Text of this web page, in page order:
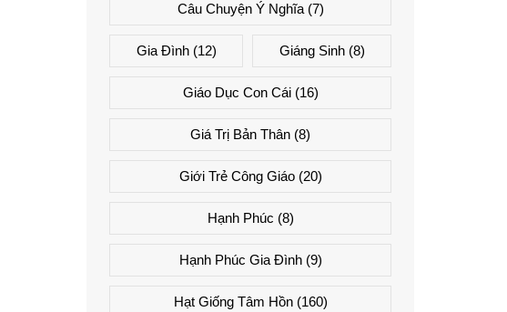
Câu Chuyện Ý Nghĩa(7)
Gia Đình(12) Giáng Sinh(8)
Giáo Dục Con Cái(16)
Giá Trị Bản Thân (8)
Giới Trẻ Công Giáo(20)
Hạnh Phúc (8)
Hạnh Phúc Gia Đình(9)
Hạt Giống Tâm Hồn(160)